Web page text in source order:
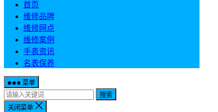
首页
维修品牌
维修网点
维修案例
手表资讯
名表保养
菜单
搜索
关闭菜单